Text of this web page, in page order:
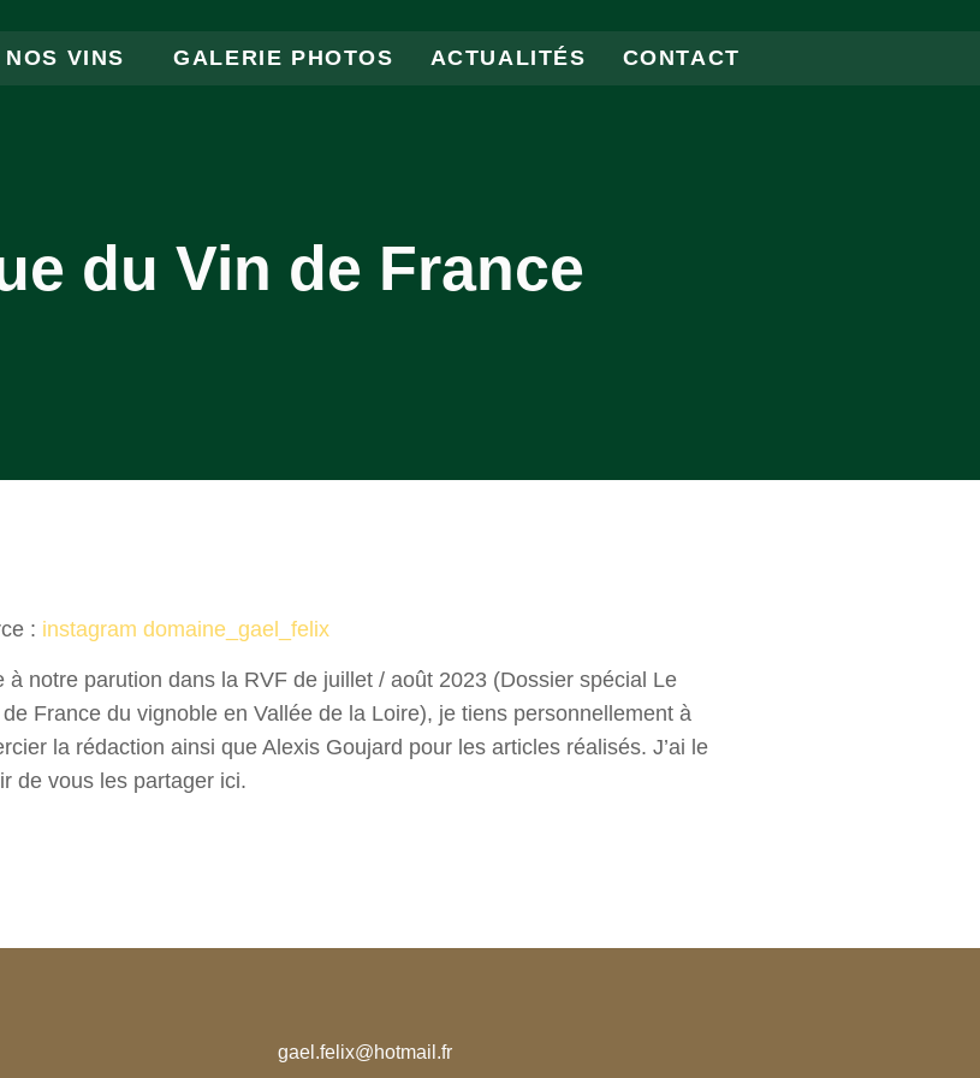
NOS VINS GALERIE PHOTOS ACTUALITÉS CONTACT
du Vin de France
: instagram domaine_gael_felix
à notre parution dans la RVF de juillet / août 2023 (Dossier spécial Le
de France du vignoble en Vallée de la Loire), je tiens personnellement à
la rédaction ainsi que Alexis Goujard pour les articles réalisés. J’ai le
de vous les partager ici.
gael.felix@hotmail.fr